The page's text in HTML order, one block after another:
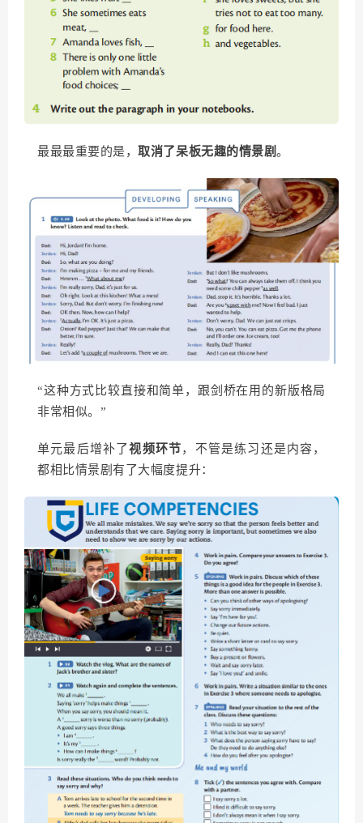
最最最重要的是，取消了呆板无趣的情景剧。
“这种方式比较直接和简单，跟剑桥在用的新版格局
非常相似。”
单元最后增补了视频环节，不管是练习还是内容，
都相比情景剧有了大幅度提升：